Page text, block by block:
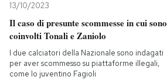
NEWSLETTER
I MIEI PREFERITI
13/10/2023
Il caso di presunte scommesse in cui sono
coinvolti Tonali e Zaniolo
I due calciatori della Nazionale sono indagati
per aver scommesso su piattaforme illegali,
come lo juventino Fagioli